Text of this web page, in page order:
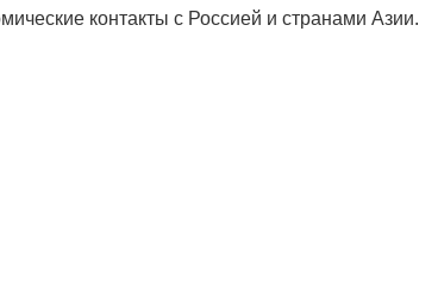
контакты с Россией и странами Азии.